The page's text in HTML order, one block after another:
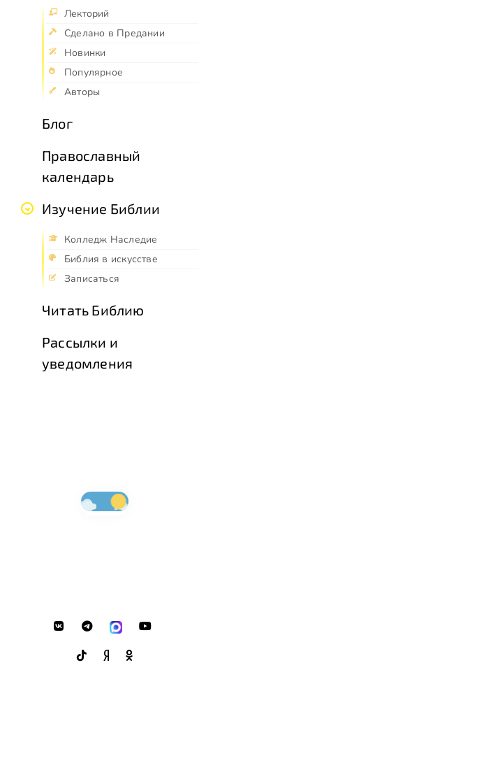
Лекторий
Сделано в Предании
Новинки
Популярное
Авторы
Блог
Православный
календарь
Изучение Библии
Колледж Наследие
Библия в искусстве
Записаться
Читать Библию
Рассылки и
уведомления